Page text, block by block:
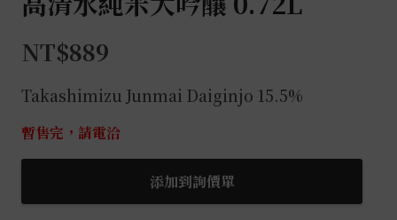
NT$889
Takashimizu Junmai Daiginjo 15.5%
暫售完，請電洽
添加到詢價單